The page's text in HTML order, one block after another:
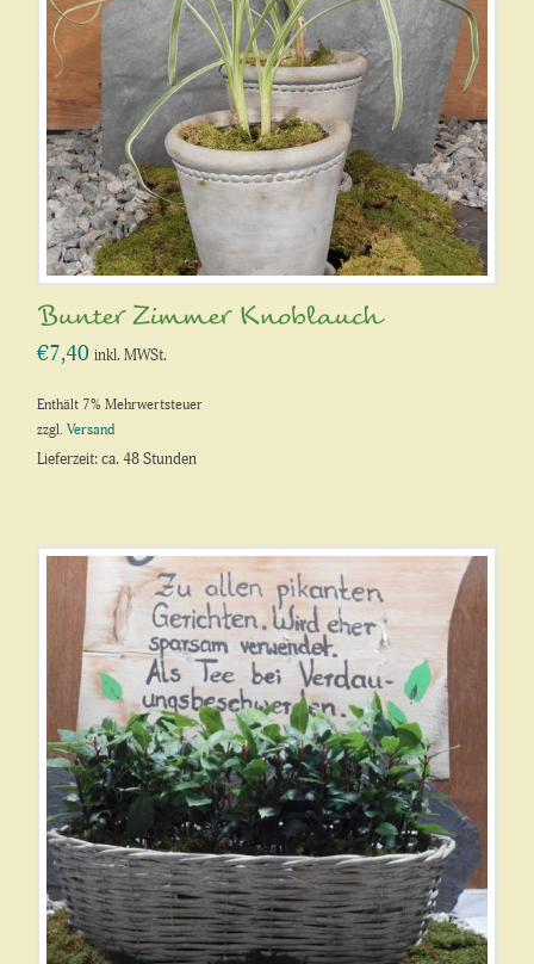
Bunter Zimmer Knoblauch
€7,40 inkl. MWSt.
Enthält 7% Mehrwertsteuer
zzgl.Versand
Lieferzeit: ca. 48 Stunden